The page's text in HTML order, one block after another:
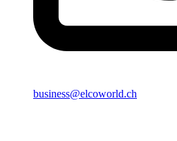
business@elcoworld.ch